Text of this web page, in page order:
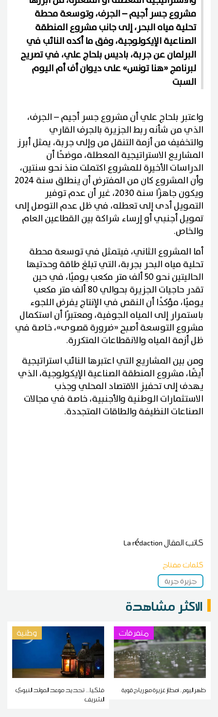
مشروع جسر أجيم – الجرف، وتوسعة محطة
تحلية مياه البحر، إلى جانب مشروع المنطقة
الصناعية الإيكولوجية، وفق ما أكده النائب في
البرلمان عن جربة، باديس بلحاج علي، في تصريح
لبرنامج «هنا تونس» على ديوان أف أم اليوم
السبت
واعتبر بلحاج علي أن مشروع جسر أجيم – الجرف،
الذي من شأنه ربط الجزيرة بالجرف القاري
والتخفيف من أزمة التنقل من وإلى جربة، يمثل أبرز
المشاريع الاستراتيجية المعطلة، موضحًا أن
الدراسات الأخيرة للمشروع اكتملت منذ نحو سنتين،
وأن المشروع كان من المفترض أن ينطلق سنة 2024
ويكون جاهزًا سنة 2030، غير أن عدم توفير
التمويل أدى إلى تعطله، في ظل عدم التوصل إلى
تمويل أجنبي أو إرساء شراكة بين القطاعين العام
والخاص.
أما المشروع الثاني، فيتمثل في توسعة محطة
تحلية مياه البحر بجربة، التي تبلغ طاقة وحدتيها
الحاليتين نحو 50 ألف متر مكعب يوميًا، في حين
تقدر حاجيات الجزيرة بحوالي 80 ألف متر مكعب
يوميًا، مؤكدًا أن النقص في الإنتاج يفرض اللجوء
باستمرار إلى المياه الجوفية، ومعتبرًا أن استكمال
مشروع التوسعة أصبح «ضرورة قصوى»، خاصة في
ظل أزمة المياه والانقطاعات المتكررة.
ومن بين المشاريع التي اعتبرها النائب استراتيجية
أيضًا، مشروع المنطقة الصناعية الإيكولوجية، الذي
يهدف إلى تحفيز الاقتصاد المحلي وجذب
الاستثمارات الوطنية والأجنبية، خاصة في مجالات
الصناعات النظيفة والطاقات المتجددة.
كاتب المقالLa rédaction
كلمات مفتاح
جزيرة جربة
الاكثر مشاهدة
متفرقات
ظهر اليوم.. أمطار غزيرة مع رياح قوية
وطنية
فلكيا... تحديد موعد المولد النبوي
الشريف